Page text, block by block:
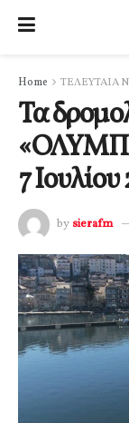
Home ΤΕΛΕΥΤΑΙΑ
Τα
7
by sierafm